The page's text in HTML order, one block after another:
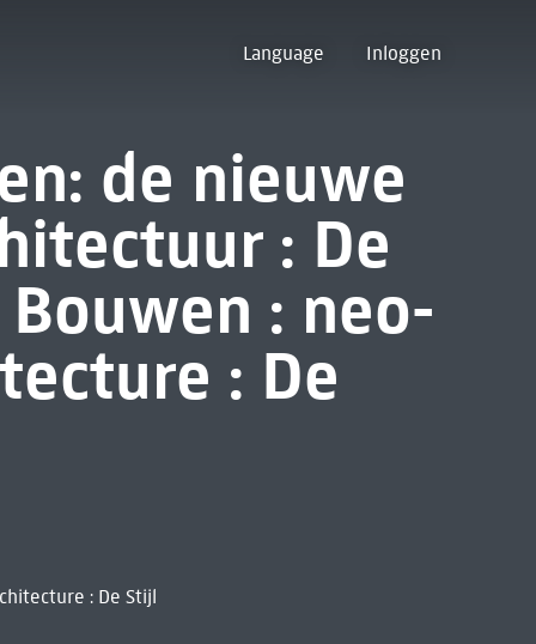
Language Inloggen
de nieuwe
: De
: neo-
: De
: De Stijl